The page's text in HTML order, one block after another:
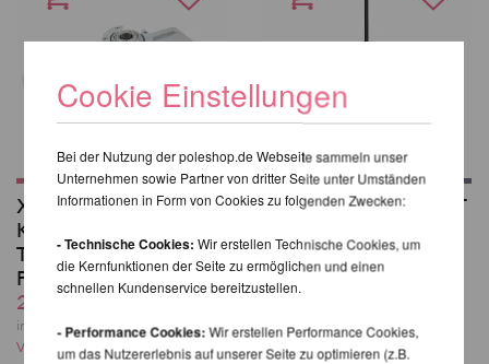
X-Pole
Kugelhalterung auf
Traversenplatte –
PX/NXN/PCX/NCX
267,71 EUR
inkl. 23 % MwSt. zzgl.
Versandkosten
X-Stage Lite NST04LT
inkl. 23 % MwSt. zzgl.
Versandkosten
Cookie Einstellungen
Bei der Nutzung der poleshop.de Webseite sammeln unser
Unternehmen sowie Partner von dritter Seite unter Umständen
Informationen in Form von Cookies zu folgenden Zwecken:
- Technische Cookies: Wir erstellen Technische Cookies, um
die Kernfunktionen der Seite zu ermöglichen und einen
schnellen Kundenservice bereitzustellen.
- Performance Cookies:Wir erstellen Performance Cookies,
um das Nutzererlebnis auf unserer Seite zu optimieren (z.B.